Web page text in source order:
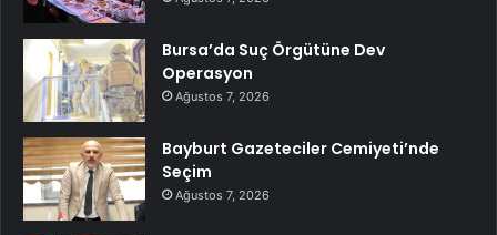
Bursa’da Suç Örgütüne Dev
Operasyon
Ağustos 7, 2026
Bayburt Gazeteciler Cemiyeti’nde
Seçim
Ağustos 7, 2026